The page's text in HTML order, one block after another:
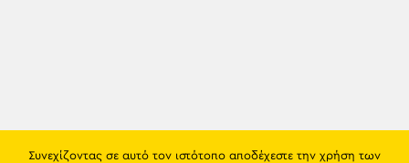
Συνεχίζοντας σε αυτό τον ιστότοπο αποδέχεστε την χρήση των